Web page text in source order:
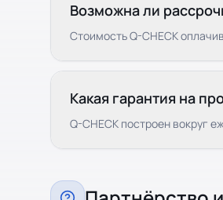
Возможна ли
Стоимость Q-CHECK
Какая гарантия на
Q-CHECK построен вокруг